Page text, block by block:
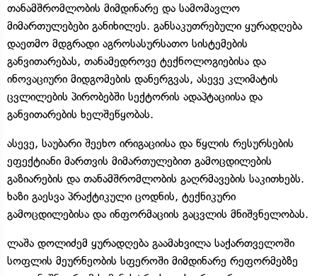
თანამშრომლობის მიმდინარე და სამომავლო
მიმართულებები განიხილეს. განსაკუთრებული ყურადღება
დაეთმო მდგრადი აგროსასურსათო სისტემების
განვითარებას, თანამედროვე ტექნოლოგიებისა და
ინოვაციური მიდგომების დანერგვას, ასევე კლიმატის
ცვლილების პირობებში სექტორის ადაპტაციისა და
განვითარების ხელშეწყობას.
ასევე, საუბარი შეეხო ირიგაციისა და წყლის რესურსების
ეფექტიანი მართვის მიმართულებით გამოცდილების
გაზიარების და თანამშრომლობის გაღრმავების საკითხებს.
ხაზი გაესვა პრაქტიკული ცოდნის, ტექნიკური
გამოცდილებისა და ინფორმაციის გაცვლის მნიშვნელობას.
ლაშა დოლიძემ ყურადღება გაამახვილა საქართველოში
სოფლის მეურნეობის სფეროში მიმდინარე რეფორმებზე